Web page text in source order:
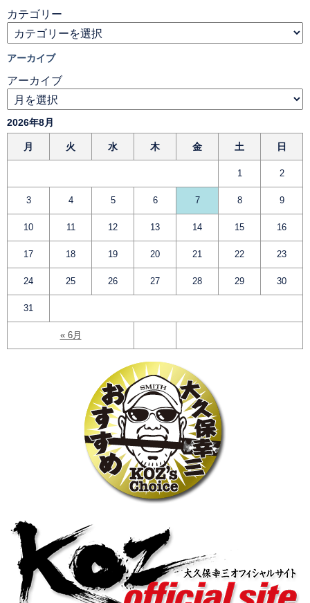
カテゴリー
アーカイブ
アーカイブ
2026年8月
月 火 水 木 金 土 日
« 6月
1 2
3 4 5 6 7 8 9
10 11 12 13 14 15 16
17 18 19 20 21 22 23
24 25 26 27 28 29 30
31